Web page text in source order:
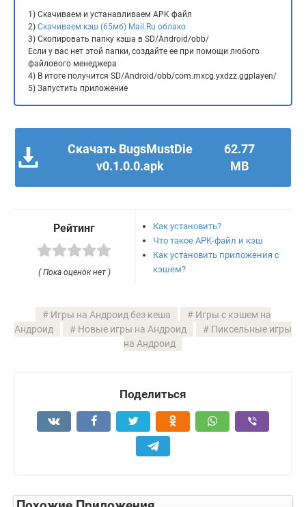
1) Скачиваем и устанавливаем APK файл
2) Скачиваем кэш (65мб) Mail.Ru облако
3) Скопировать папку кэша в SD/Android/obb/
Если у вас нет этой папки, создайте ее при помощи любого
файлового менеджера
4) В итоге получится SD/Android/obb/com.mxcg.yxdzz.ggplayen/
5) Запустить приложение
Скачать BugsMustDie
v0.1.0.0.apk
62.77
MB
Рейтинг
( Пока оценок нет )
Как установить?
Что такое APK-файл и кэш
Как установить приложения с
кэшем?
Игры на Андроид без кеша
Игры с кэшем на
Андроид
Новые игры на Андроид
Пиксельные игры
на Андроид
Поделиться